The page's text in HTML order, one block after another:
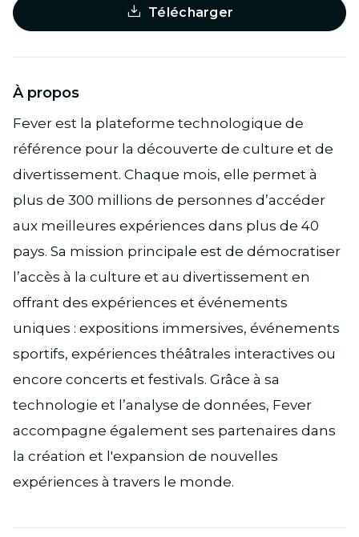
Télécharger
À propos
Fever est la plateforme technologique de
référence pour la découverte de culture et de
divertissement. Chaque mois, elle permet à
plus de 300 millions de personnes d’accéder
aux meilleures expériences dans plus de 40
pays. Sa mission principale est de démocratiser
l’accès à la culture et au divertissement en
offrant des expériences et événements
uniques : expositions immersives, événements
sportifs, expériences théâtrales interactives ou
encore concerts et festivals. Grâce à sa
technologie et l’analyse de données, Fever
accompagne également ses partenaires dans
la création et l'expansion de nouvelles
expériences à travers le monde.